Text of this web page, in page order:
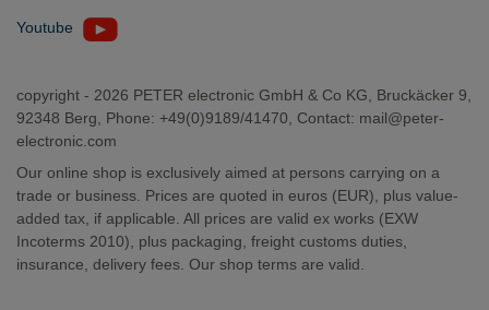
Youtube
copyright - 2026 PETER electronic GmbH & Co KG, Bruckäcker 9,
92348 Berg, Phone: +49(0)9189/41470, Contact: mail@peter-
electronic.com
Our online shop is exclusively aimed at persons carrying on a
trade or business. Prices are quoted in euros (EUR), plus value-
added tax, if applicable. All prices are valid ex works (EXW
Incoterms 2010), plus packaging, freight customs duties,
insurance, delivery fees. Our shop terms are valid.